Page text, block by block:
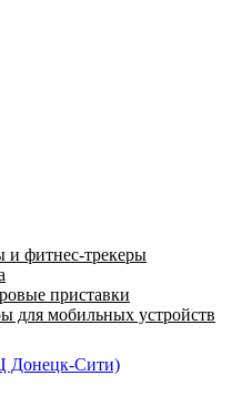
и фитнес-трекеры
приставки
для мобильных устройств
Донецк-Сити)